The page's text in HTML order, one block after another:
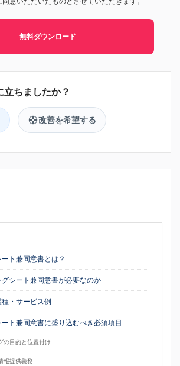
無料ダウンロード
改善を希望する
ト兼同意書とは？
シート兼同意書が必要なのか
・サービス例
ト兼同意書に盛り込むべき必須項目
の目的と位置付け
報提供義務